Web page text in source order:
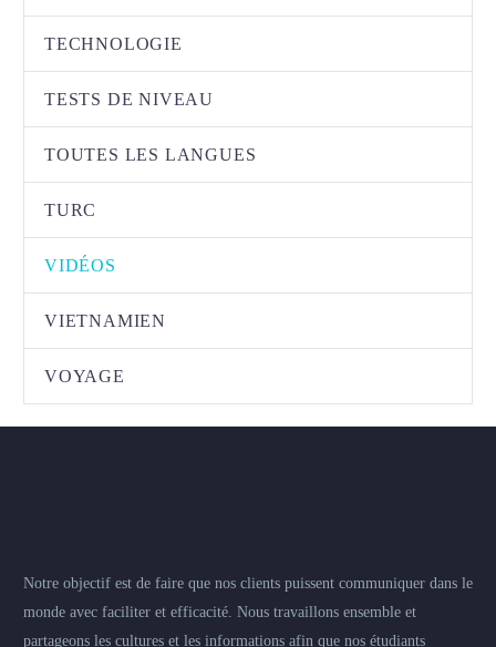
TECHNOLOGIE
TESTS DE NIVEAU
TOUTES LES LANGUES
TURC
VIDÉOS
VIETNAMIEN
VOYAGE
Notre objectif est de faire que nos clients puissent communiquer dans le
monde avec faciliter et efficacité. Nous travaillons ensemble et
partageons les cultures et les informations afin que nos étudiants